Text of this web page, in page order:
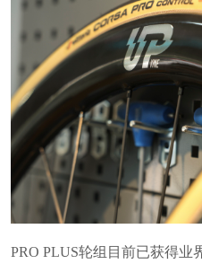
PRO PLUS轮组目前已获得业